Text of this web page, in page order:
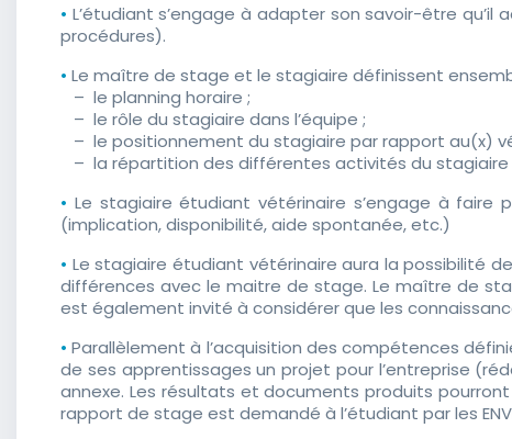
• L’étudiant s’engage à adapter son savoir-être
procédures).
• Le maître de stage et le stagiaire définissent
– le planning horaire ;
– le rôle du stagiaire dans l’équipe ;
– le positionnement du stagiaire par rapport au(x)
– la répartition des différentes activités du
• Le stagiaire étudiant vétérinaire s’engage à faire
(implication, disponibilité, aide spontanée, etc.)
• Le stagiaire étudiant vétérinaire aura la possibilité
différences avec le maitre de stage. Le maître de
est également invité à considérer que les
•Parallèlement à l’acquisition des compétences
de ses apprentissages un projet pour l’entreprise
annexe. Les résultats et documents produits
rapport de stage est demandé à l’étudiant par les